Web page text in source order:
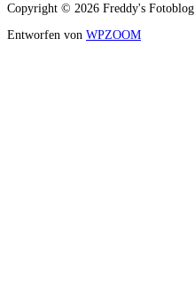
Copyright © 2026 Freddy's Fotoblog
Entworfen von WPZOOM